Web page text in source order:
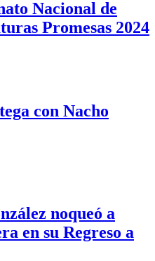
Nacional de
Promesas 2024
con Nacho
noqueó a
en su Regreso a